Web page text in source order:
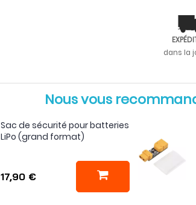
dans la
Nous vous
Sac de sécurité pour batteries
LiPo (grand format)
17,90 €